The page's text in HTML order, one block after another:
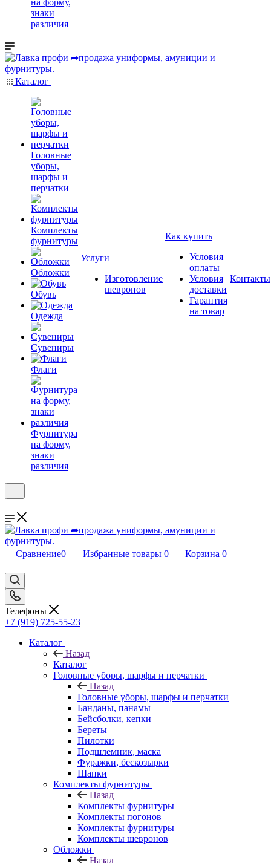
на форму,
знаки
различия
Каталог
Головные
уборы,
шарфы и
перчатки
Комплекты
фурнитуры
Обложки
Обувь
Одежда
Сувениры
Флаги
Фурнитура
на форму,
знаки
различия
Услуги
Изготовление
шевронов
Как купить
Условия
оплаты
Условия
доставки
Гарантия
на товар
Контакты
Сравнение0 Избранные товары 0 Корзина 0
Телефоны
+7 (919) 725-55-23
Каталог
Назад
Каталог
Головные уборы, шарфы и перчатки
Назад
Головные уборы, шарфы и перчатки
Банданы, панамы
Бейсболки, кепки
Береты
Пилотки
Подшлемник, маска
Фуражки, бескозырки
Шапки
Комплекты фурнитуры
Назад
Комплекты фурнитуры
Комплекты погонов
Комплекты фурнитуры
Комплекты шевронов
Обложки
Назад